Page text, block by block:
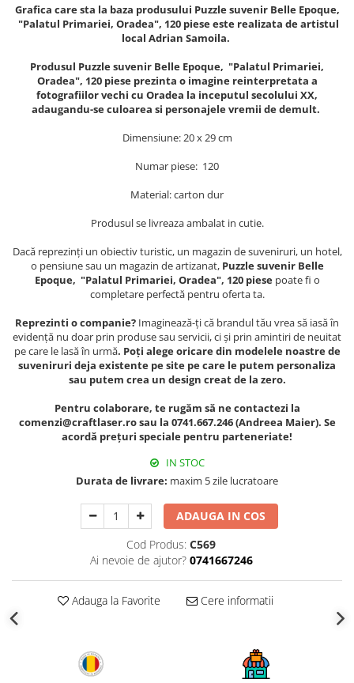
Muzeul National de Istorie a
Romaniei
Orase si zone istorice
Brasov
Bucuresti
Timisoara
Palate si Curti Domnesti
Curtea Domneasca, Targoviste
Palatul Alexandru Ioan Cuza,
Ruginoasa
Palatul Culturii Iasi
Sacose bumbac
Suport pahare suvenir
Suport pahare suvenir din lemn
Suport pahare suvenir din pluta
Tablou suvenir
Colectia "Belle Epoque"
Colectia "Visit Romania"
Colectia Vintage
Grafica care sta la baza produsului Puzzle suvenir Belle Epoque,
"Palatul Primariei, Oradea", 120 piese este realizata de artistul
local Adrian Samoila.
Produsul Puzzle suvenir Belle Epoque, "Palatul Primariei,
Oradea", 120 piese prezinta o imagine reinterpretata a
fotografiilor vechi cu Oradea la inceputul secolului XX,
adaugandu-se culoarea si personajele vremii de demult.
Dimensiune: 20 x 29 cm
Numar piese: 120
Material: carton dur
Produsul se livreaza ambalat in cutie.
Dacă reprezinți un obiectiv turistic, un magazin de suveniruri, un hotel,
o pensiune sau un magazin de artizanat, Puzzle suvenir Belle
Epoque, "Palatul Primariei, Oradea", 120 piese poate fi o
completare perfectă pentru oferta ta.
Reprezinti o companie? Imaginează-ți că brandul tău vrea să iasă în
evidență nu doar prin produse sau servicii, ci și prin amintiri de neuitat
pe care le lasă în urmă. Poți alege oricare din modelele noastre de
suveniruri deja existente pe site pe care le putem personaliza
sau putem crea un design creat de la zero.
Pentru colaborare, te rugăm să ne contactezi la
comenzi@craftlaser.ro sau la 0741.667.246 (Andreea Maier). Se
acordă prețuri speciale pentru parteneriate!
IN STOC
Durata de livrare: maxim 5 zile lucratoare
ADAUGA IN COS
Cod Produs: C569
Ai nevoie de ajutor? 0741667246
Adauga la Favorite Cere informatii